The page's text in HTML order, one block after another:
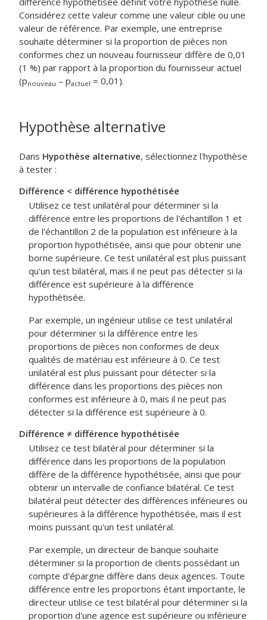
Considérez cette valeur comme une valeur cible ou une
valeur de référence. Par exemple, une entreprise
souhaite déterminer si la proportion de pièces non
conformes chez un nouveau fournisseur diffère de 0,01
(1 %) par rapport à la proportion du fournisseur actuel
(pnouveau – pactuel = 0,01).
Hypothèse alternative
Dans Hypothèse alternative, sélectionnez l'hypothèse
à tester :
Différence < différence hypothétisée
Utilisez ce test unilatéral pour déterminer si la
différence entre les proportions de l'échantillon 1 et
de l'échantillon 2 de la population est inférieure à la
proportion hypothétisée, ainsi que pour obtenir une
borne supérieure. Ce test unilatéral est plus puissant
qu'un test bilatéral, mais il ne peut pas détecter si la
différence est supérieure à la différence
hypothétisée.
Par exemple, un ingénieur utilise ce test unilatéral
pour déterminer si la différence entre les
proportions de pièces non conformes de deux
qualités de matériau est inférieure à 0. Ce test
unilatéral est plus puissant pour détecter si la
différence dans les proportions des pièces non
conformes est inférieure à 0, mais il ne peut pas
détecter si la différence est supérieure à 0.
Différence ≠ différence hypothétisée
Utilisez ce test bilatéral pour déterminer si la
différence dans les proportions de la population
diffère de la différence hypothétisée, ainsi que pour
obtenir un intervalle de confiance bilatéral. Ce test
bilatéral peut détecter des différences inférieures ou
supérieures à la différence hypothétisée, mais il est
moins puissant qu'un test unilatéral.
Par exemple, un directeur de banque souhaite
déterminer si la proportion de clients possédant un
compte d'épargne diffère dans deux agences. Toute
différence entre les proportions étant importante, le
directeur utilise ce test bilatéral pour déterminer si la
proportion d'une agence est supérieure ou inférieure